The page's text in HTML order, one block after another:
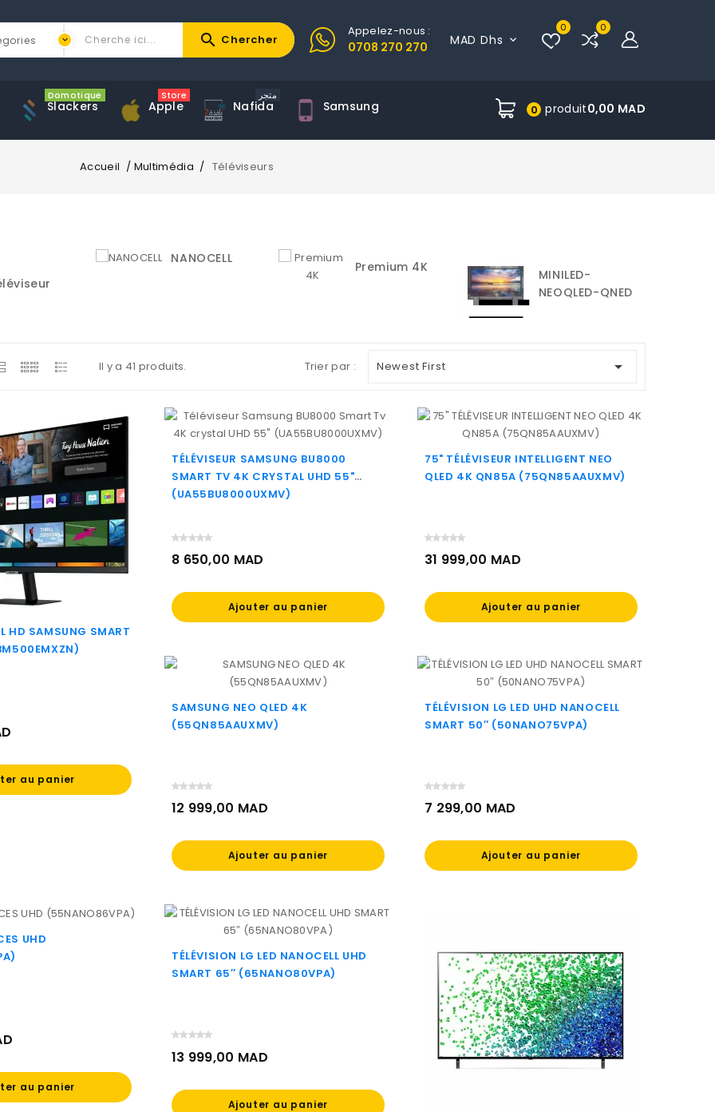
0
0
MAD Dhs 
Appelez-nous :
0708 270 270
search Chercher
Slackers
Domotique
Apple
Store
Nafida
متجر
Samsung 0 produit0,00 MAD
Accueil Multimédia Téléviseurs
Premium 4K
MINILED-
Il y a 41 produits. Trier par : Newest First 
HD SAMSUNG SMART
au panier
TÉLÉVISEUR SAMSUNG BU8000
SMART TV 4K CRYSTAL UHD 55"
(UA55BU8000UXMV)
8 650,00 MAD
Ajouter au panier
75" TÉLÉVISEUR INTELLIGENT NEO
QLED 4K QN85A (75QN85AAUXMV)
31 999,00 MAD
Ajouter au panier
SAMSUNG NEO QLED 4K
(55QN85AAUXMV)
12 999,00 MAD
Ajouter au panier
TÉLÉVISION LG LED UHD NANOCELL
SMART 50″ (50NANO75VPA)
7 299,00 MAD
Ajouter au panier
UHD
au panier
TÉLÉVISION LG LED NANOCELL UHD
SMART 65″ (65NANO80VPA)
13 999,00 MAD
Ajouter au panier